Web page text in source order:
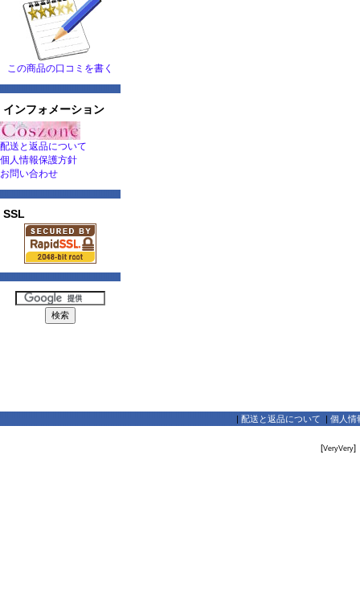
この商品の口コミを書く
インフォメーション
配送と返品について
個人情報保護方針
お問い合わせ
SSL
| 配送と返品について | 個人情
[VeryVery]